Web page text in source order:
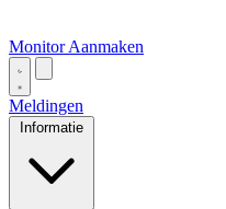
Monitor Aanmaken
Meldingen
Informatie